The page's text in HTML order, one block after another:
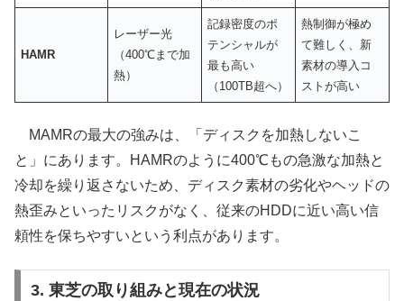
HAMR
レーザー光
（400℃まで加
熱）
記録密度のポ
テンシャルが
最も高い
（100TB超へ）
熱制御が極め
て難しく、新
素材の導入コ
ストが高い
MAMRの最大の強みは、「ディスクを加熱しないこ
と」にあります。HAMRのように400℃もの急激な加熱と
冷却を繰り返さないため、ディスク素材の劣化やヘッドの
熱歪みといったリスクがなく、従来のHDDに近い高い信
頼性を保ちやすいという利点があります。
3. 東芝の取り組みと現在の状況